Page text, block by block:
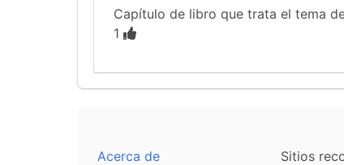
Capítulo de libro que trata el tema
1
Acerca de
Sitios